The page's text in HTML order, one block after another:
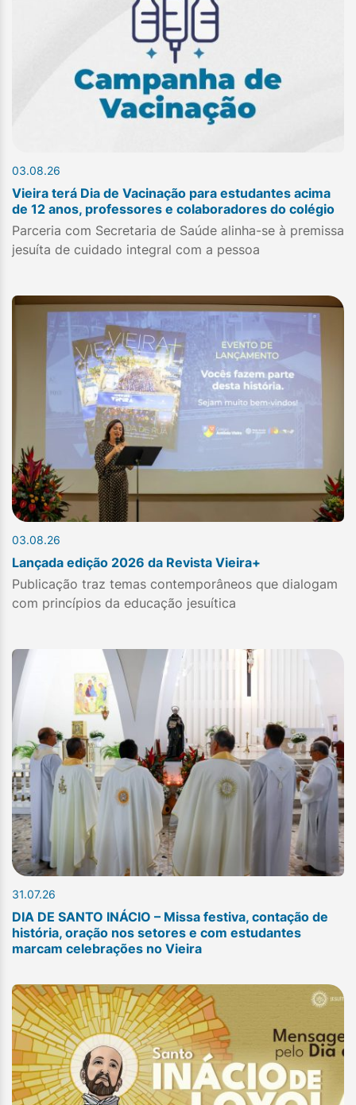
03.08.26
Vieira terá Dia de Vacinação para estudantes acima
de 12 anos, professores e colaboradores do colégio
Parceria com Secretaria de Saúde alinha-se à premissa
jesuíta de cuidado integral com a pessoa
03.08.26
Lançada edição 2026 da Revista Vieira+
Publicação traz temas contemporâneos que dialogam
com princípios da educação jesuítica
31.07.26
DIA DE SANTO INÁCIO – Missa festiva, contação de
história, oração nos setores e com estudantes
marcam celebrações no Vieira